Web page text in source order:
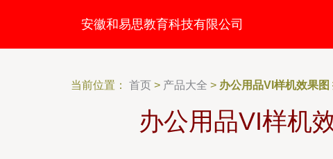
安徽和易思教育科技有限公司
当前位置： 首页 > 产品大全 > 办公用品VI样机效果
办公用品VI样机